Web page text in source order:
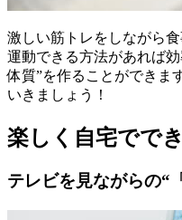
激しい筋トレをしながら
運動できる方法があれば
体質”を作ることができま
いきましょう！
楽しく自宅でで
テレビを見ながらの“